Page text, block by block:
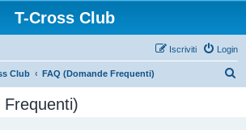
T-Cross Club
Login
Iscriviti
Club FAQ (Domande Frequenti)
Frequenti)